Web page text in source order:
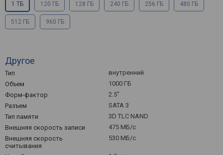
1 ТБ 120 ГБ 128 ГБ 240 ГБ 256 ГБ 480 ГБ
512 ГБ 960 ГБ
Другое
Тип
внутренний
Объем
1000 ГБ
Форм-фактор
2.5"
Разъем
SATA 3
Тип памяти
3D TLC NAND
Внешняя скорость записи
475 МБ/с
Внешняя скорость
считывания
530 МБ/с